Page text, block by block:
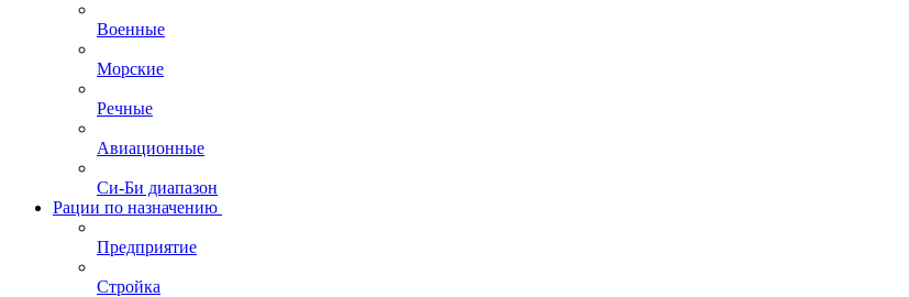
Военные
Морские
Речные
Авиационные
Си-Би диапазон
Рации по назначению
Предприятие
Стройка